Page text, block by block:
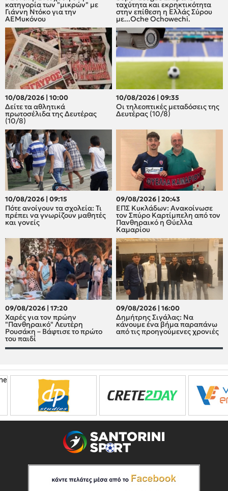
κατηγορία των "μικρών" με
Γιάννη Ντόκο για την
ΑΕΜυκόνου
ταχύτητα και εκρηκτικότητα
στην επίθεση η Ελλάς Σύρου
με...Oche Ochowechi.
10/08/2026 | 10:00
Δείτε τα αθλητικά
πρωτοσέλιδα της Δευτέρας
(10/8)
10/08/2026 | 09:35
Οι τηλεοπτικές μεταδόσεις της
Δευτέρας (10/8)
10/08/2026 | 09:15
Πότε ανοίγουν τα σχολεία: Τι
πρέπει να γνωρίζουν μαθητές
και γονείς
09/08/2026 | 20:43
ΕΠΣ Κυκλάδων: Ανακοίνωσε
τον Σπύρο Καρτίμπελη από τον
Πανθηραικό η Θύελλα
Καμαρίου
09/08/2026 | 17:20
Xαρές για τον πρώην
"Πανθηραικό" Λευτέρη
Ρουσάκη – Βάφτισε το πρώτο
του παιδί
09/08/2026 | 16:00
Δημήτρης Σιγάλας: Να
κάνουμε ένα βήμα παραπάνω
από τις προηγούμενες χρονιές